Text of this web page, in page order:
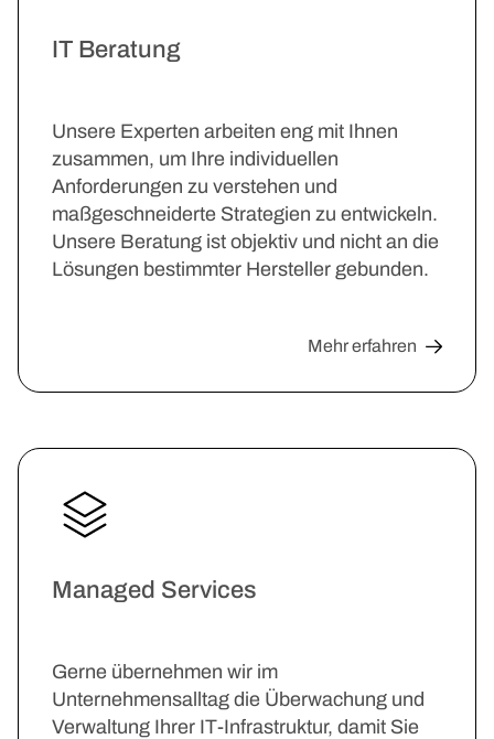
IT Beratung
Unsere Experten arbeiten eng mit Ihnen
zusammen, um Ihre individuellen
Anforderungen zu verstehen und
maßgeschneiderte Strategien zu entwickeln.
Unsere Beratung ist objektiv und nicht an die
Lösungen bestimmter Hersteller gebunden.
Mehr erfahren
Managed Services
Gerne übernehmen wir im
Unternehmensalltag die Überwachung und
Verwaltung Ihrer IT-Infrastruktur, damit Sie